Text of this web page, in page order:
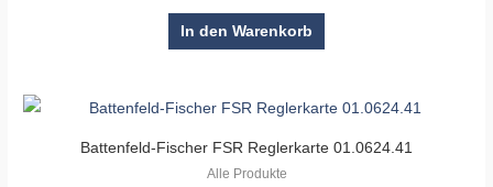
In den Warenkorb
Battenfeld-Fischer FSR Reglerkarte 01.0624.41
Alle Produkte